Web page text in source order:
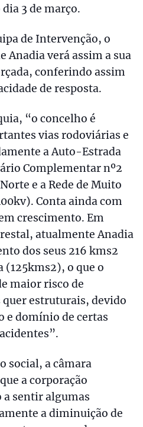
3 de março.
de Intervenção, o
Anadia verá assim a sua
conferindo assim
de resposta.
“o concelho é
vias rodoviárias e
a Auto-Estrada
Complementar nº2
e a Rede de Muito
Conta ainda com
crescimento. Em
atualmente Anadia
dos seus 216 kms2
(125kms2), o que o
maior risco de
estruturais, devido
e domínio de certas
social, a câmara
a corporação
sentir algumas
a diminuição de